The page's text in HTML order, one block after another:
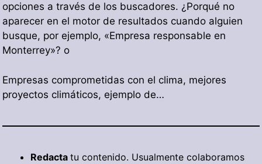
opciones a través de los buscadores. ¿Porqué no
aparecer en el motor de resultados cuando alguien
busque, por ejemplo, «Empresa responsable en
Monterrey»? o
Empresas comprometidas con el clima, mejores
proyectos climáticos, ejemplo de…
Redacta tu contenido. Usualmente colaboramos